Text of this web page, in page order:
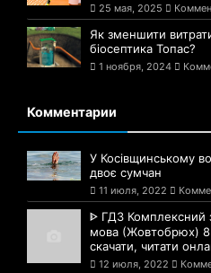
25 мая, 2025
Як зменшити
біосептика Топас?
1 ноября, 2024
Комментарии
У Косівщинському
двоє сумчан
11 июля, 2022
ᐈ ГДЗ Комплексний
мова (Жовтобрюх) 8
скачати, читати
12 июля, 2022